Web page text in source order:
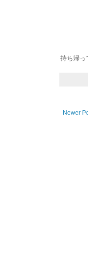
持ち帰っ
Newer